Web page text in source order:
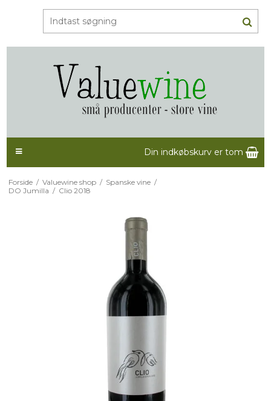
Din indkøbskurv er tom
Forside / Valuewine shop / Spanske vine /
DO Jumilla / Clio 2018